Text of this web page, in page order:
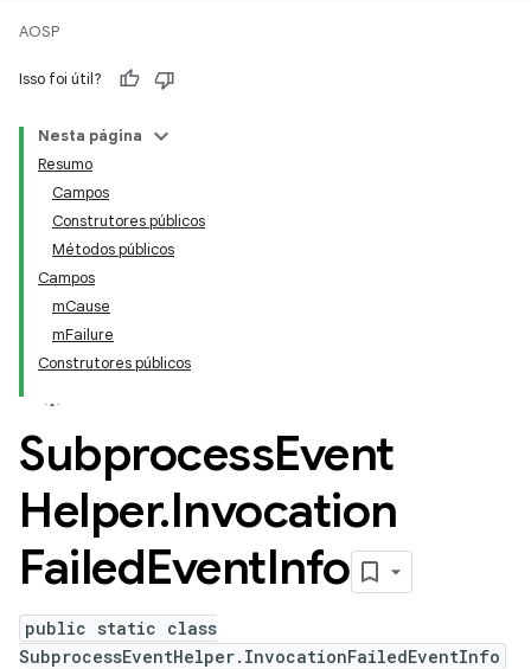
AOSP
Isso foi útil?
Nesta página
Resumo
Campos
Construtores públicos
Métodos públicos
Campos
mCause
mFailure
Construtores públicos
SubprocessEvent
Helper.Invocation
FailedEventInfo
public static class
SubprocessEventHelper.InvocationFailedEventInfo